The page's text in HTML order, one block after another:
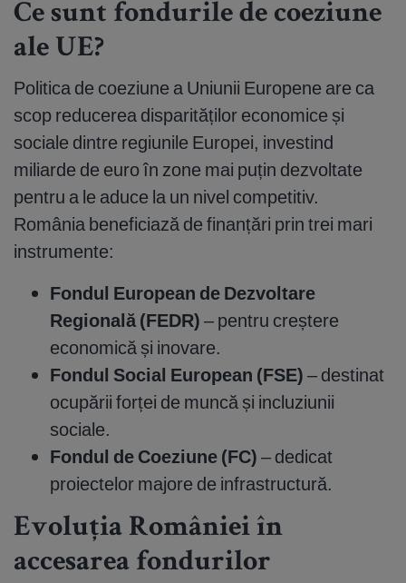
Ce sunt fondurile de coeziune
ale UE?
Politica de coeziune a Uniunii Europene are ca
scop reducerea disparităților economice și
sociale dintre regiunile Europei, investind
miliarde de euro în zone mai puțin dezvoltate
pentru a le aduce la un nivel competitiv.
România beneficiază de finanțări prin trei mari
instrumente:
Fondul European de Dezvoltare
Regională (FEDR) – pentru creștere
economică și inovare.
Fondul Social European (FSE) – destinat
ocupării forței de muncă și incluziunii
sociale.
Fondul de Coeziune (FC) – dedicat
proiectelor majore de infrastructură.
Evoluția României în
accesarea fondurilor